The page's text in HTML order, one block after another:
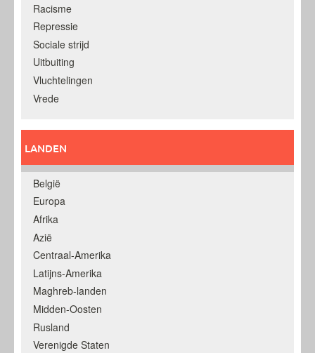
Racisme
Repressie
Sociale strijd
Uitbuiting
Vluchtelingen
Vrede
LANDEN
België
Europa
Afrika
Azië
Centraal-Amerika
Latijns-Amerika
Maghreb-landen
Midden-Oosten
Rusland
Verenigde Staten